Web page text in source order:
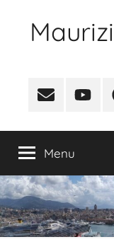
Email
Menu